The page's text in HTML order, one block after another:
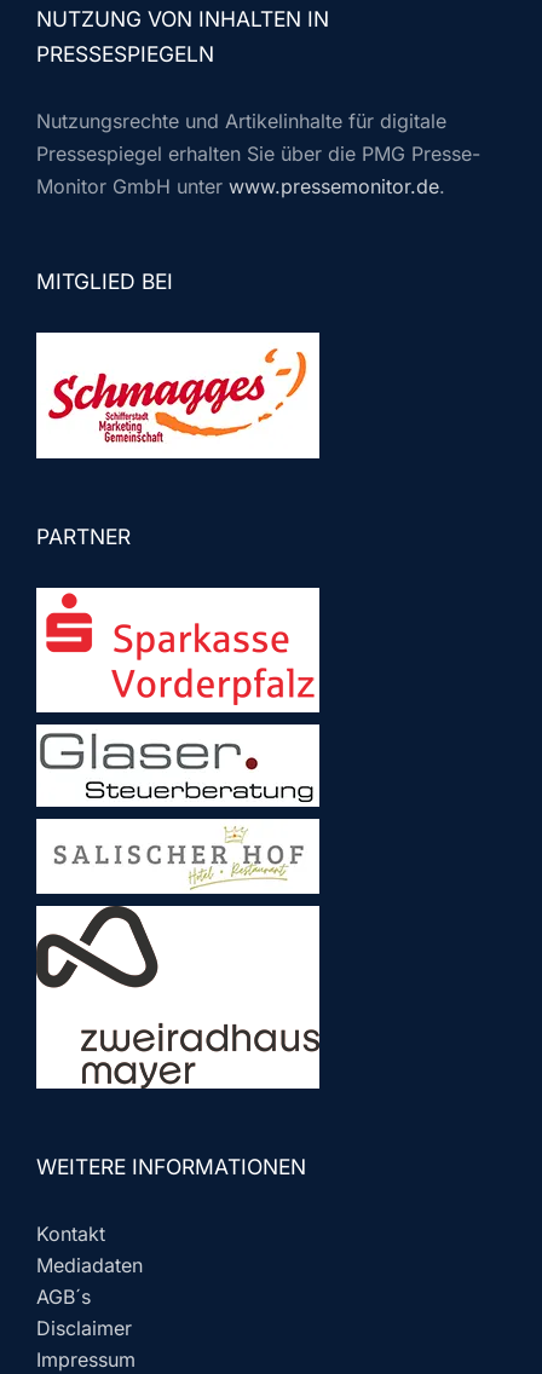
NUTZUNG VON INHALTEN IN
PRESSESPIEGELN
Nutzungsrechte und Artikelinhalte für digitale
Pressespiegel erhalten Sie über die PMG Presse-
Monitor GmbH unter www.pressemonitor.de.
MITGLIED BEI
PARTNER
WEITERE INFORMATIONEN
Kontakt
Mediadaten
AGB´s
Disclaimer
Impressum